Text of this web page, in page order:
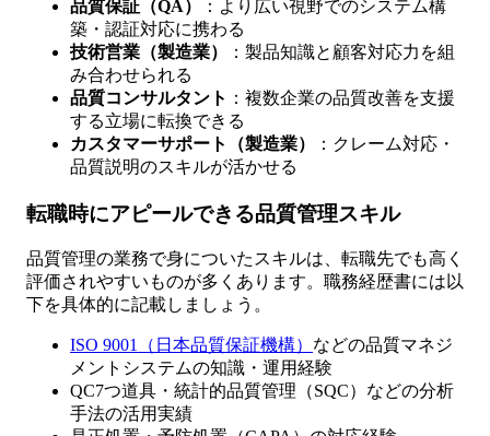
品質保証（QA）
：より広い視野でのシステム構
築・認証対応に携わる
技術営業（製造業）
：製品知識と顧客対応力を組
み合わせられる
品質コンサルタント ：複数企業の品質改善を支援
する立場に転換できる
カスタマーサポート（製造業）
：クレーム対応・
品質説明のスキルが活かせる
転職時にアピールできる品質管理スキル
品質管理の業務で身についたスキルは、転職先でも高く
評価されやすいものが多くあります。職務経歴書には以
下を具体的に記載しましょう。
ISO 9001（日本品質保証機構） などの品質マネジ
メントシステムの知識・運用経験
QC7つ道具・統計的品質管理（SQC）などの分析
手法の活用実績